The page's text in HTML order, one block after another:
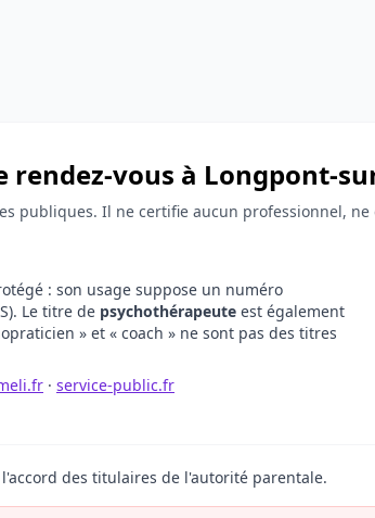
rendez-vous à Longpont-
publiques. Il ne certifie aucun professionnel,
: son usage suppose un numéro
Le titre de psychothérapeute est également
» et « coach » ne sont pas des titres
· service-public.fr
des titulaires de l'autorité parentale.